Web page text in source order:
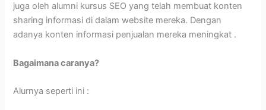
juga oleh alumni kursus SEO yang telah membuat konten
sharing informasi di dalam website mereka. Dengan
adanya konten informasi penjualan mereka meningkat .
Bagaimana caranya?
Alurnya seperti ini :